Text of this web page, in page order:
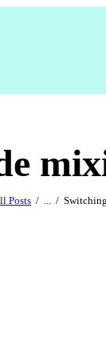
Posts ...